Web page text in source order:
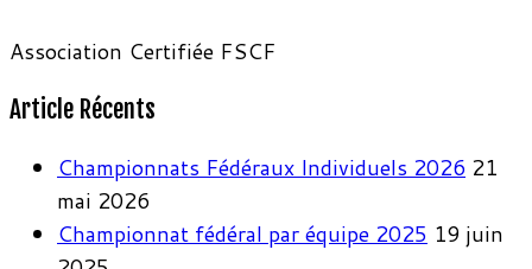
Association Certifiée FSCF
Article Récents
Championnats Fédéraux Individuels 2026 21
mai 2026
Championnat fédéral par équipe 2025 19 juin